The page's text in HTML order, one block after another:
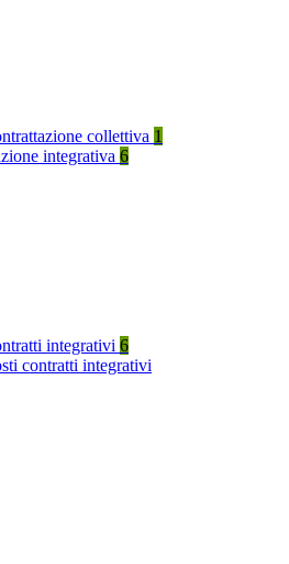
collettiva 1
integrativa 6
integrativi 6
contratti integrativi